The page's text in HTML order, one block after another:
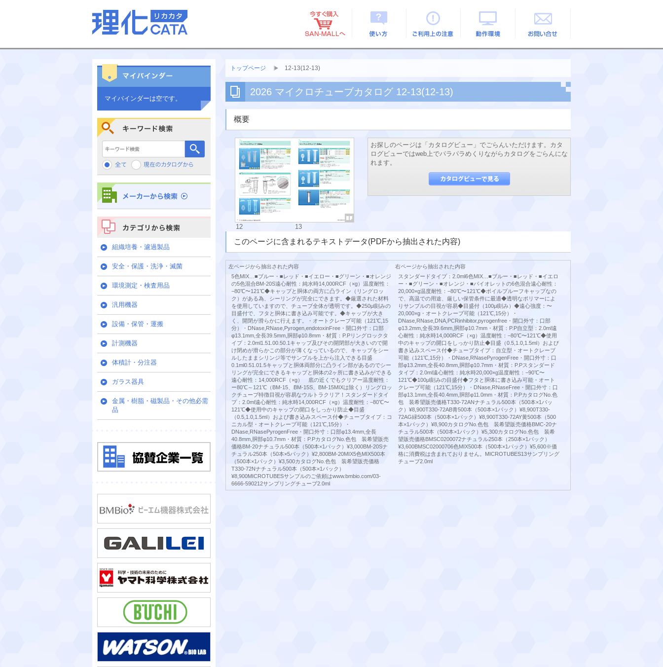
トップページ 12-13(12-13)
2026 マイクロチューブカタログ 12-13(12-13)
概要
12 13
お探しのページは「カタログビュー」でごらんいただけます。カタ
ログビューではweb上でパラパラめくりながらカタログをごらんにな
れます。
このページに含まれるテキストデータ(PDFから抽出された内容)
左ページから抽出された内容
5色MIX…■ブルー・■レッド・■イエロー・■グリーン・■オレンジ
の5色混合BM-20S遠心耐性：純水時14,000RCF（×g）温度耐性：
−80℃〜121℃◆キャップと胴体の両方に凸ライン（リングロッ
ク）がある為、シーリングが完全にできます。◆厳選された材料
を使用していますので、チューブ全体が透明です。◆250μl刻みの
目盛付で、フタと胴体に書き込み可能です。◆キャップが大き
く、開閉が滑らかに行えます。・オートクレーブ可能（121℃,15
分）・DNase,RNase,Pyrogen,endotoxinFree・開口外寸：口部
φ13.1mm,全長39.5mm,胴部φ10.8mm・材質：P.Pリングロックタ
イプ：2.0ml1.51.00.50.1キャップ及びその開閉部が大きいので開
け閉めが滑らかこの部分が薄くなっているので、キャップをシー
ルしたままシリンジ等でサンプルを上から注入できる目盛
0.1ml0.51.01.5キャップと胴体両部分に凸ライン部があるのでシー
リングが完全にできるキャップと胴体の2ヶ所に書き込みができる
遠心耐性：14,000RCF（×g） 底の近くでもクリアー温度耐性：
ー80℃～121℃（BM-15、BM-15S、BM-15MIXは除く）リングロッ
クチューブ特徴目視が容易なウルトラクリア！スタンダードタイ
プ：2.0ml遠心耐性：純水時14,000RCF（×g）温度耐性：−80℃〜
121℃◆使用中のキャップの開口をしっかり防止◆目盛
（0.5,1.0,1.5ml）および書き込みスペース付◆チューブタイプ：コ
ニカル型・オートクレーブ可能（121℃,15分）・
DNase,RNasePyrogenFree・開口外寸：口部φ13.4mm,全長
40.8mm,胴部φ10.7mm・材質：P.PカタログNo.色包 装希望販売
価格BM-20ナチュラル500本（500本×1パック）¥3,000BM-20Sナ
チュラル250本（50本×5パック）¥2,800BM-20MIX5色MIX500本
（500本×1パック）¥3,500カタログNo.色包 装希望販売価格
T330-72Nナチュラル500本（500本×1パック）
¥8,900MICROTUBESサンプルのご依頼はwww.bmbio.com/03-
6666-590212サンプリングチューブ2.0ml
右ページから抽出された内容
スタンダードタイプ：2.0ml6色MIX…■ブルー・■レッド・■イエロ
ー・■グリーン・■オレンジ・■バイオレットの6色混合遠心耐性：
20,000×g温度耐性：−80℃〜121℃◆ボイルプルーフキャップなの
で、高温での用途、厳しい保管条件に最適◆透明なポリマーによ
りサンプルの目視が容易◆目盛付（100μl刻み）◆遠心強度：〜
20,000×g・オートクレーブ可能（121℃,15分）・
DNase,RNase,DNA,PCRinhibitor,pyrogenfree・開口外寸：口部
φ13.2mm,全長39.6mm,胴部φ10.7mm・材質：P.P自立型：2.0ml遠
心耐性：純水時14,000RCF（×g）温度耐性：−80℃〜121℃◆使用
中のキャップの開口をしっかり防止◆目盛（0.5,1.0,1.5ml）および
書き込みスペース付◆チューブタイプ：自立型・オートクレーブ
可能（121℃,15分）・DNase,RNasePyrogenFree・開口外寸：口
部φ13.2mm,全長40.8mm,胴部φ10.7mm・材質：P.Pスタンダード
タイプ：2.0ml遠心耐性：純水時20,000×g温度耐性：−90℃〜
121℃◆100μl刻みの目盛付◆フタと胴体に書き込み可能・オート
クレーブ可能（121℃,15分）・DNase,RNaseFree・開口外寸：口
部φ13.1mm,全長40.4mm,胴部φ11.0mm・材質：P.PカタログNo.色
包 装希望販売価格T330-72ANナチュラル500本（500本×1パッ
ク）¥8,900T330-72AB青500本（500本×1パック）¥8,900T330-
72AG緑500本（500本×1パック）¥8,900T330-72AY黄500本（500
本×1パック）¥8,900カタログNo.色包 装希望販売価格BMC-20ナ
チュラル500本（500本×1パック）¥5,300カタログNo.色包 装希
望販売価格BMSC0200072ナチュラル250本（250本×1パック）
¥3,600BMSC02000706色MIX500本（500本×1パック）¥5,600※価
格に消費税は含まれておりません。MICROTUBES13サンプリング
チューブ2.0ml
マイバインダーは空です。
キーワード検索
カテゴリから検索
組織培養・濾過製品
安全・保護・洗浄・滅菌
環境測定・検査用品
汎用機器
設備・保管・運搬
計測機器
体積計・分注器
ガラス器具
金属・樹脂・磁製品・その他必需
品